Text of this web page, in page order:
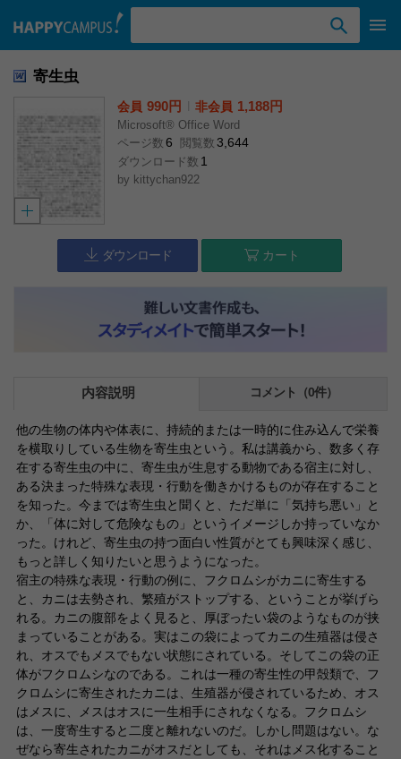
寄生虫
会員 990円 非会員 1,188円
Microsoft® Office Word
ページ数 6 閲覧数 3,644
ダウンロード数 1
by kittychan922
ダウンロード カート
内容説明 コメント（0件）
他の生物の体内や体表に、持続的または一時的に住み込んで栄養
を横取りしている生物を寄生虫という。私は講義から、数多く存
在する寄生虫の中に、寄生虫が生息する動物である宿主に対し、
ある決まった特殊な表現・行動を働きかけるものが存在すること
を知った。今までは寄生虫と聞くと、ただ単に「気持ち悪い」と
か、「体に対して危険なもの」というイメージしか持っていなか
った。けれど、寄生虫の持つ面白い性質がとても興味深く感じ、
もっと詳しく知りたいと思うようになった。
宿主の特殊な表現・行動の例に、フクロムシがカニに寄生する
と、カニは去勢され、繁殖がストップする、ということが挙げら
れる。カニの腹部をよく見ると、厚ぼったい袋のようなものが挟
まっていることがある。実はこの袋によってカニの生殖器は侵さ
れ、オスでもメスでもない状態にされている。そしてこの袋の正
体がフクロムシなのである。これは一種の寄生性の甲殻類で、フ
クロムシに寄生されたカニは、生殖器が侵されているため、オス
はメスに、メスはオスに一生相手にされなくなる。フクロムシ
は、一度寄生すると二度と離れないのだ。しかし問題はない。な
ぜなら寄生されたカニがオスだとしても、それはメス化すること